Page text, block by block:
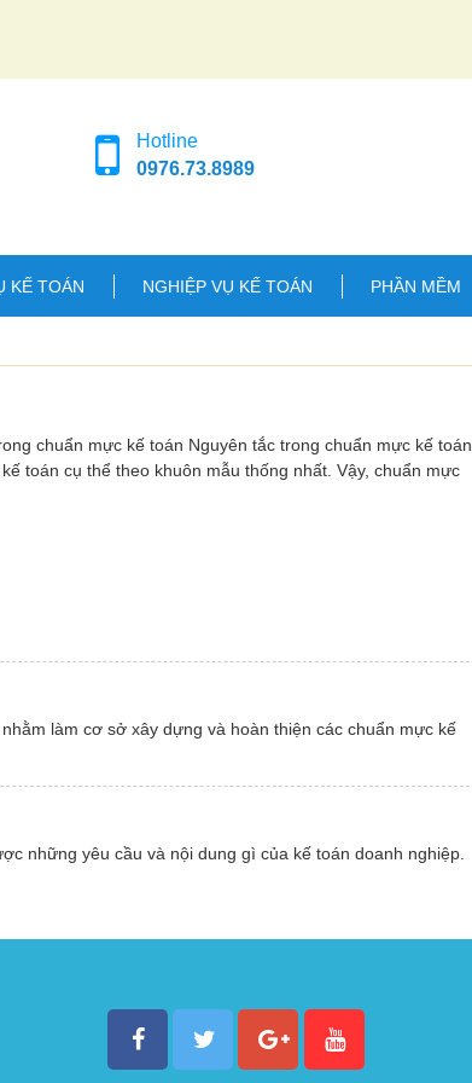
Hotline
0976.73.8989
KẾ TOÁN NGHIỆP VỤ KẾ TOÁN PHẦN MỀM
chuẩn mực kế toán Nguyên tắc trong chuẩn mực kế toán
toán cụ thể theo khuôn mẫu thống nhất. Vậy, chuẩn mực
làm cơ sở xây dựng và hoàn thiện các chuẩn mực kế
những yêu cầu và nội dung gì của kế toán doanh nghiệp.